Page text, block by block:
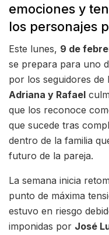
emociones y
los personajes
Este lunes, 9 de
se prepara para uno
por los seguidores de
Adriana y Rafael
que los reconoce
que sucede tras
dentro de la familia
futuro de la pareja.
La semana inicia
punto de máxima
estuvo en riesgo
imponi­das por José